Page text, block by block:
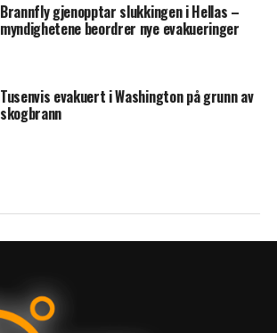
Brannfly gjenopptar slukkingen i Hellas –
myndighetene beordrer nye evakueringer
Tusenvis evakuert i Washington på grunn av
skogbrann